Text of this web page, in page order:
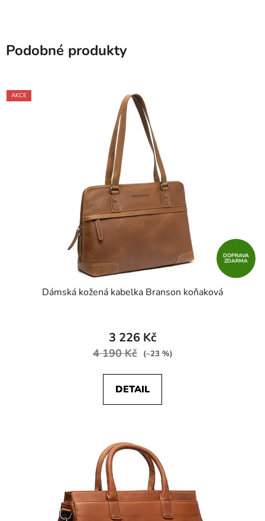
Podobné produkty
AKCE
DOPRAVA
ZDARMA
Dámská kožená kabelka Branson koňaková
3 226 Kč
4 190 Kč (–23 %)
DETAIL